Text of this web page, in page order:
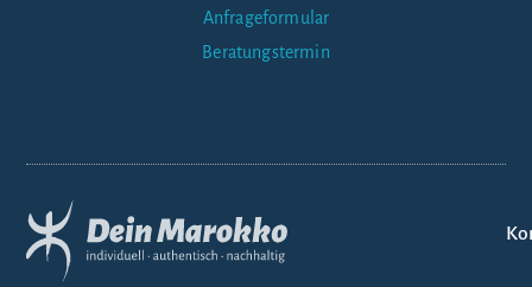
Anfrageformular
Beratungstermin